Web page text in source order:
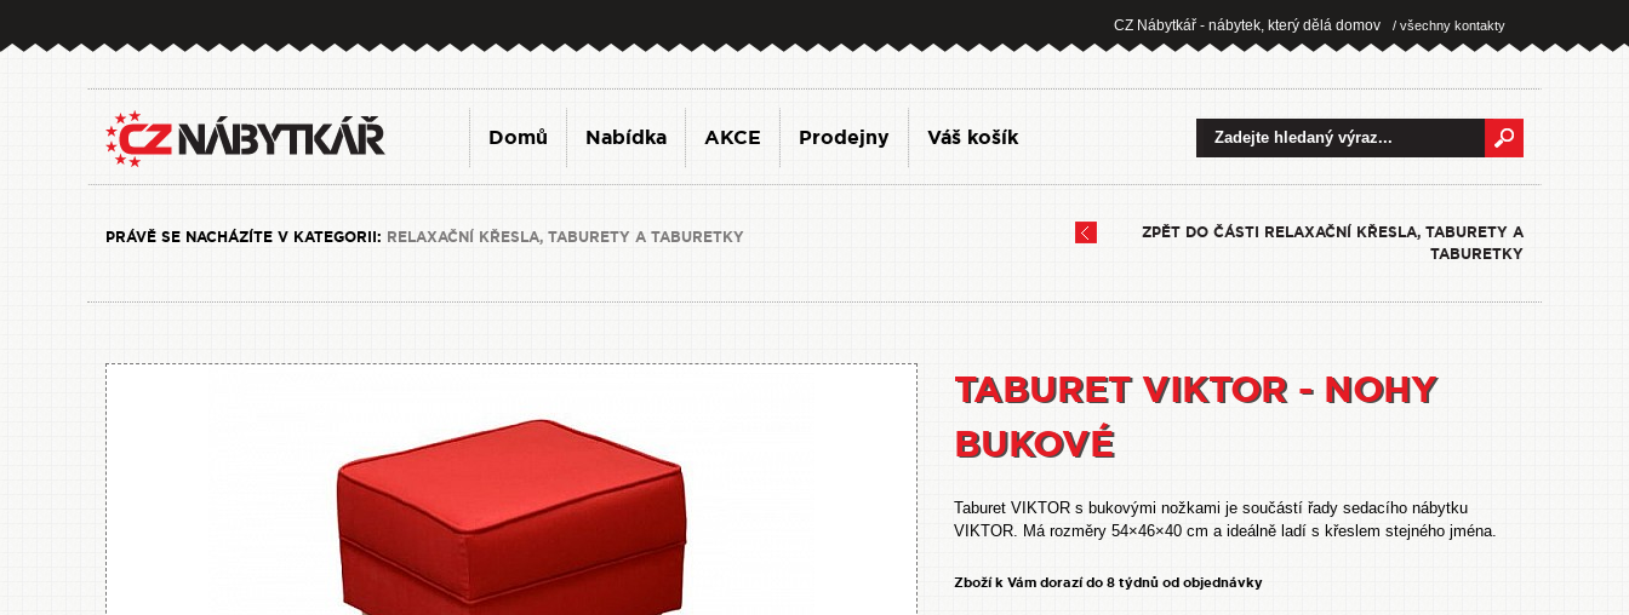
/ všechny kontakty
CZ Nábytkář - nábytek, který dělá domov
Domů Nabídka AKCE Prodejny Váš košík
PRÁVĚ SE NACHÁZÍTE V KATEGORII: RELAXAČNÍ KŘESLA, TABURETY A TABURETKY
ZPĚT DO ČÁSTI RELAXAČNÍ KŘESLA, TABURETY A
TABURETKY
TABURET VIKTOR - NOHY
BUKOVÉ
Taburet VIKTOR s bukovými nožkami je součástí řady sedacího nábytku
VIKTOR. Má rozměry 54×46×40 cm a ideálně ladí s křeslem stejného jména.
Zboží k Vám dorazí do 8 týdnů od objednávky